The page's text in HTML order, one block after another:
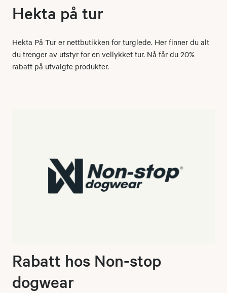
Hekta på tur
Hekta På Tur er nettbutikken for turglede. Her finner du alt
du trenger av utstyr for en vellykket tur. Nå får du 20%
rabatt på utvalgte produkter.
Rabatt hos Non-stop
dogwear